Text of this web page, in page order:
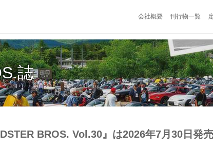
会社概要 刊行物一覧
誌
BROS. Vol.30』は2026年7月30日発売